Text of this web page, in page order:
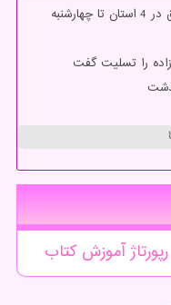
را تسلیت گفت
رپورتاژآموزشكتاب